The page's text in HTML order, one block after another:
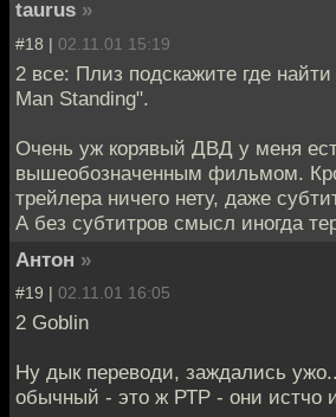
taurus »
#18 | 02.11.01 15:19
2 все: Плиз подскажите где
Man Standing".
Очень уж корявый ДВД у меня
вышеобозначенным фильмом.
трейлера ничего нету, даже
А без субтитров смысл иногда
Антон »
#19 | 02.11.01 16:05
2 Goblin
Ну дык переводи, заждались
обычный - это ж РТР - они истчо